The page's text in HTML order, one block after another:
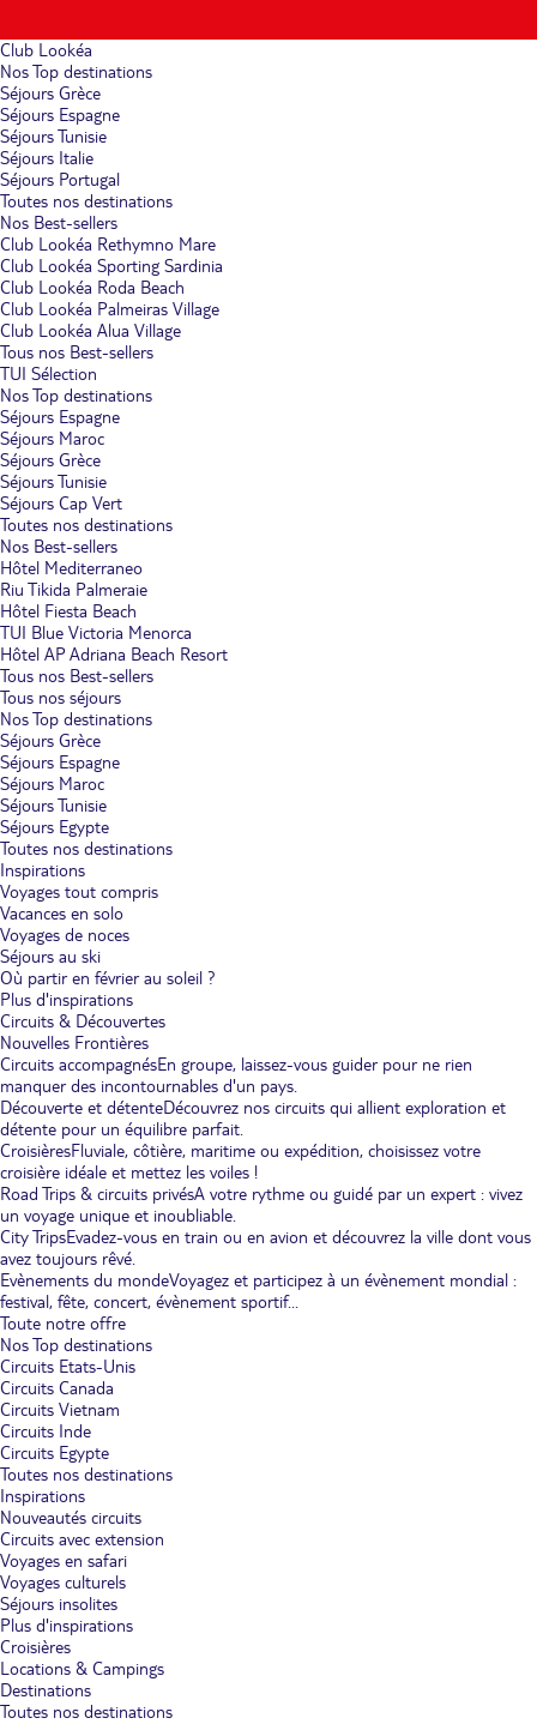
Club Lookéa
Nos Top destinations
Séjours Grèce
Séjours Espagne
Séjours Tunisie
Séjours Italie
Séjours Portugal
Toutes nos destinations
Nos Best-sellers
Club Lookéa Rethymno Mare
Club Lookéa Sporting Sardinia
Club Lookéa Roda Beach
Club Lookéa Palmeiras Village
Club Lookéa Alua Village
Tous nos Best-sellers
TUI Sélection
Nos Top destinations
Séjours Espagne
Séjours Maroc
Séjours Grèce
Séjours Tunisie
Séjours Cap Vert
Toutes nos destinations
Nos Best-sellers
Hôtel Mediterraneo
Riu Tikida Palmeraie
Hôtel Fiesta Beach
TUI Blue Victoria Menorca
Hôtel AP Adriana Beach Resort
Tous nos Best-sellers
Tous nos séjours
Nos Top destinations
Séjours Grèce
Séjours Espagne
Séjours Maroc
Séjours Tunisie
Séjours Egypte
Toutes nos destinations
Inspirations
Voyages tout compris
Vacances en solo
Voyages de noces
Séjours au ski
Où partir en février au soleil ?
Plus d'inspirations
Circuits & Découvertes
Nouvelles Frontières
Circuits accompagnésEn groupe, laissez-vous guider pour ne rien
manquer des incontournables d'un pays.
Découverte et détenteDécouvrez nos circuits qui allient exploration et
détente pour un équilibre parfait.
CroisièresFluviale, côtière, maritime ou expédition, choisissez votre
croisière idéale et mettez les voiles !
Road Trips & circuits privésA votre rythme ou guidé par un expert : vivez
un voyage unique et inoubliable.
City TripsEvadez-vous en train ou en avion et découvrez la ville dont vous
avez toujours rêvé.
Evènements du mondeVoyagez et participez à un évènement mondial :
festival, fête, concert, évènement sportif...
Toute notre offre
Nos Top destinations
Circuits Etats-Unis
Circuits Canada
Circuits Vietnam
Circuits Inde
Circuits Egypte
Toutes nos destinations
Inspirations
Nouveautés circuits
Circuits avec extension
Voyages en safari
Voyages culturels
Séjours insolites
Plus d'inspirations
Croisières
Locations & Campings
Destinations
Toutes nos destinations